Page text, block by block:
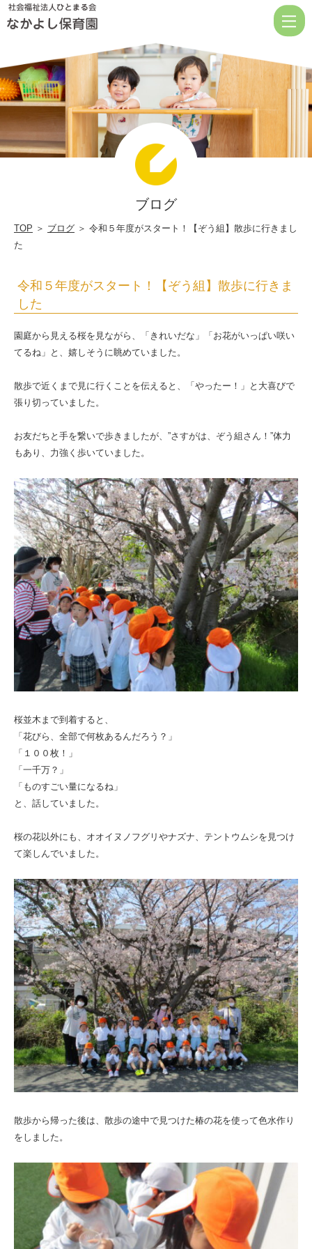
令
和
５
年
度
が
ス
ト！
【ぞ
組】
散
歩
に
き
ま
し
た
|
社
会
福
祉
法
人
ひ
と
ま
会
ブログ
TOP ＞ ブログ ＞ 令和５年度がスタート！【ぞう組】散歩に行きまし
た
令和５年度がスタート！【ぞう組】散歩に行きま
した
園庭から見える桜を見ながら、「きれいだな」「お花がいっぱい咲い
てるね」と、嬉しそうに眺めていました。
散歩で近くまで見に行くことを伝えると、「やったー！」と大喜びで
張り切っていました。
お友だちと手を繋いで歩きましたが、”さすがは、ぞう組さん！”体力
もあり、力強く歩いていました。
桜並木まで到着すると、
「花びら、全部で何枚あるんだろう？」
「１００枚！」
「一千万？」
「ものすごい量になるね」
と、話していました。
桜の花以外にも、オオイヌノフグリやナズナ、テントウムシを見つけ
て楽しんでいました。
散歩から帰った後は、散歩の途中で見つけた椿の花を使って色水作り
をしました。